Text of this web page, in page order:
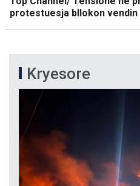
protestuesja bllokon
Kryesore